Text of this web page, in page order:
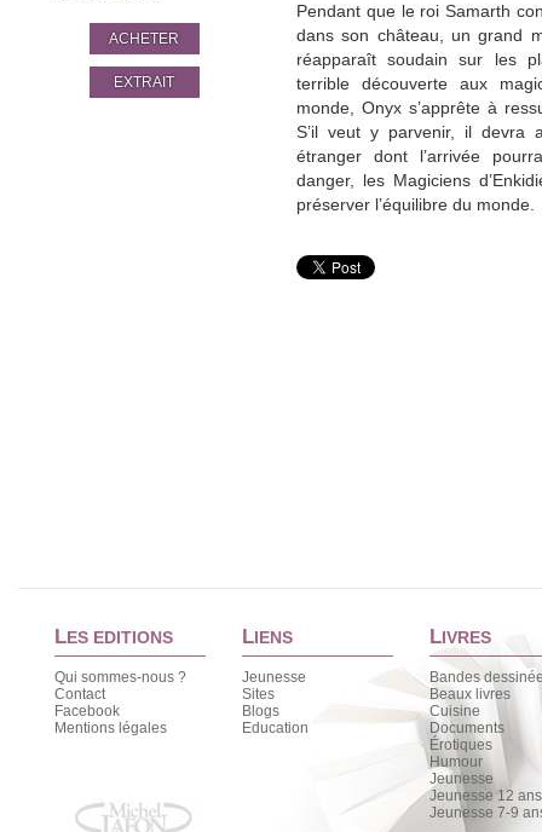
ACHETER
EXTRAIT
Pendant que le roi Samarth
dans son château, un grand
réapparaît soudain sur les
terrible découverte aux
monde, Onyx s’apprête à
S’il veut y parvenir, il devra
étranger dont l’arrivée
danger, les Magiciens
préserver l’équilibre du monde.
LES EDITIONS
Qui sommes-nous ?
Contact
Facebook
Mentions légales
LIENS
Jeunesse
Sites
Blogs
Education
LIVRES
Bandes
Beaux livres
Cuisine
Documents
Érotiques
Humour
Jeunesse
Jeunesse 12
Jeunesse 7-9